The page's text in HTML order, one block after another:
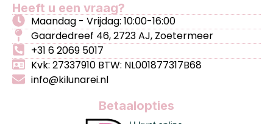
Heeft u een vraag?
Maandag - Vrijdag: 10:00-16:00
Gaardedreef 46, 2723 AJ, Zoetermeer
+31 6 2069 5017
Kvk: 27337910 BTW: NL001877317B68
info@kilunarei.nl
Betaalopties